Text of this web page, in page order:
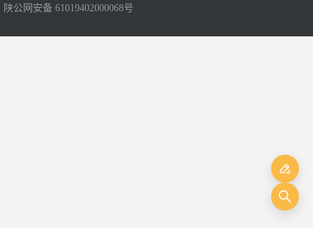
陕公网安备 61019402000068号